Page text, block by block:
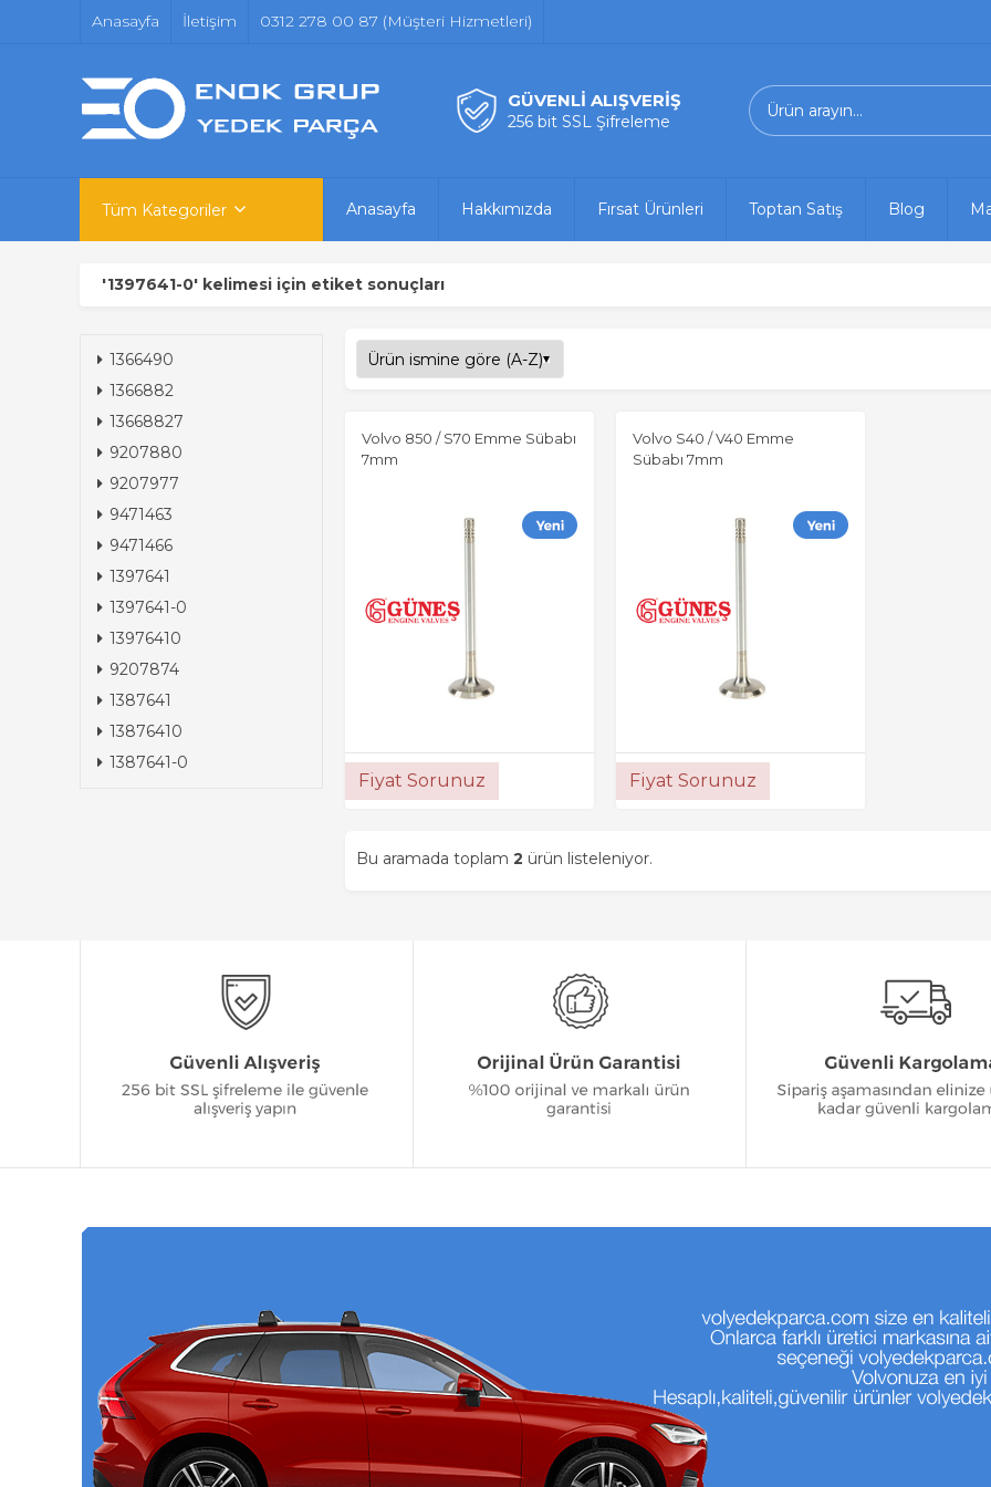
Anasayfa İletişim 0312 278 00 87 (Müşteri Hizmetleri)
GÜVENLİ ALIŞVERİŞ
256 bit SSL Şifreleme
Tüm Kategoriler Anasayfa Hakkımızda Fırsat Ürünleri Toptan Satış Blog
'1397641-0' kelimesi için etiket sonuçları
1366490
1366882
13668827
9207880
9207977
9471463
9471466
1397641
1397641-0
13976410
9207874
1387641
13876410
1387641-0
Volvo 850 / S70 Emme Sübabı
7mm
Fiyat Sorunuz
Volvo S40 / V40 Emme
Sübabı 7mm
Fiyat Sorunuz
Bu aramada toplam 2 ürün listeleniyor.